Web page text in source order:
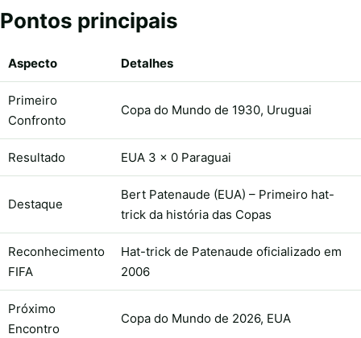
Pontos principais
Aspecto Detalhes
Primeiro
Confronto
Copa do Mundo de 1930, Uruguai
Resultado EUA 3 x 0 Paraguai
Destaque
Bert Patenaude (EUA) – Primeiro hat-
trick da história das Copas
Reconhecimento
FIFA
Hat-trick de Patenaude oficializado em
2006
Próximo
Encontro
Copa do Mundo de 2026, EUA